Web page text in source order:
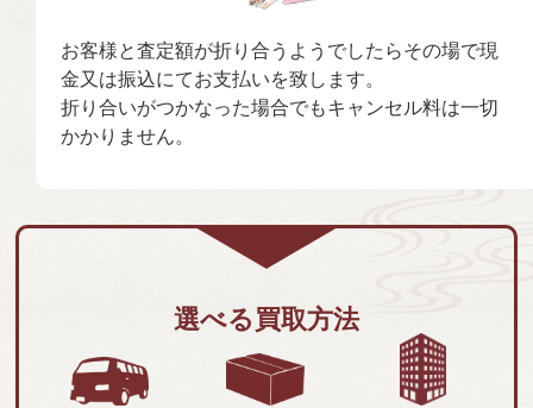
お客様と査定額が折り合うようでしたらその場で現
金又は振込にてお支払いを致します。
折り合いがつかなった場合でもキャンセル料は一切
かかりません。
選べる買取方法